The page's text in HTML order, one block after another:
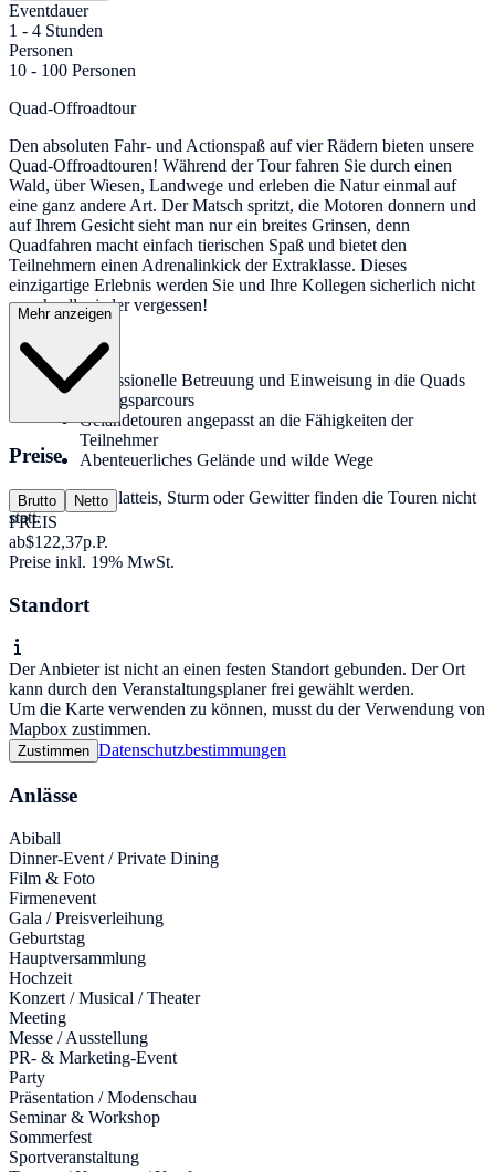
Eventdauer
1 - 4 Stunden
Personen
10 - 100 Personen
Quad-Offroadtour
Den absoluten Fahr- und Actionspaß auf vier Rädern bieten unsere
Quad-Offroadtouren! Während der Tour fahren Sie durch einen
Wald, über Wiesen, Landwege und erleben die Natur einmal auf
eine ganz andere Art. Der Matsch spritzt, die Motoren donnern und
auf Ihrem Gesicht sieht man nur ein breites Grinsen, denn
Quadfahren macht einfach tierischen Spaß und bietet den
Teilnehmern einen Adrenalinkick der Extraklasse. Dieses
einzigartige Erlebnis werden Sie und Ihre Kollegen sicherlich nicht
so schnell wieder vergessen!
Leistungen:
Professionelle Betreuung und Einweisung in die Quads
Übungsparcours
Geländetouren angepasst an die Fähigkeiten der
Teilnehmer
Abenteuerliches Gelände und wilde Wege
Hinweis: Bei Glatteis, Sturm oder Gewitter finden die Touren nicht
statt.
Mehr anzeigen
Preise
Brutto Netto
PREIS
ab$122,37p.P.
Preise inkl. 19% MwSt.
Standort
Der Anbieter ist nicht an einen festen Standort gebunden. Der Ort
kann durch den Veranstaltungsplaner frei gewählt werden.
Um die Karte verwenden zu können, musst du der Verwendung von
Mapbox zustimmen.
Zustimmen Datenschutzbestimmungen
Anlässe
Abiball
Dinner-Event / Private Dining
Film & Foto
Firmenevent
Gala / Preisverleihung
Geburtstag
Hauptversammlung
Hochzeit
Konzert / Musical / Theater
Meeting
Messe / Ausstellung
PR- & Marketing-Event
Party
Präsentation / Modenschau
Seminar & Workshop
Sommerfest
Sportveranstaltung